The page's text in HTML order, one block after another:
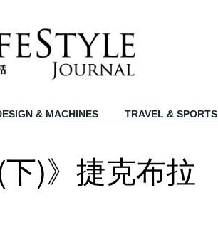
& MACHINES TRAVEL & SPORTS
)》捷克布拉